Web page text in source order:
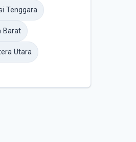
Tenggara
Barat
Utara